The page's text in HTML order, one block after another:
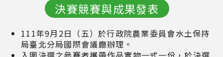
決賽競賽與成果發表
111年9月2日（五）於行政院農業委員會水土保持
局臺北分局國際會議廳辦理。